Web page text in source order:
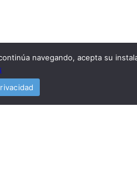
navegando, acepta su